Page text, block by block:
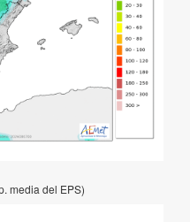
media del EPS)